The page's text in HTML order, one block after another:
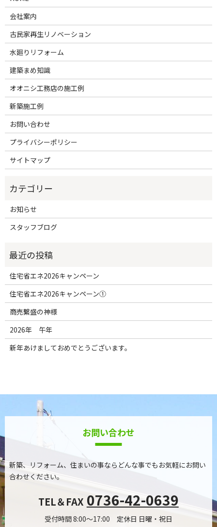
会社案内
古民家再生リノベーション
水廻りリフォーム
建築まめ知識
オオニシ工務店の施工例
新築施工例
お問い合わせ
プライバシーポリシー
サイトマップ
お知らせ
スタッフブログ
住宅省エネ2026キャンペーン
住宅省エネ2026キャンペーン①
商売繫盛の神様
2026年 午年
新年あけましておめでとうございます。
お問い合わせ
新築、リフォーム、住まいの事ならどんな事でもお気軽にお問い
合わせください。
TEL＆FAX 0736-42-0639
受付時間 8:00～17:00 定休日 日曜・祝日